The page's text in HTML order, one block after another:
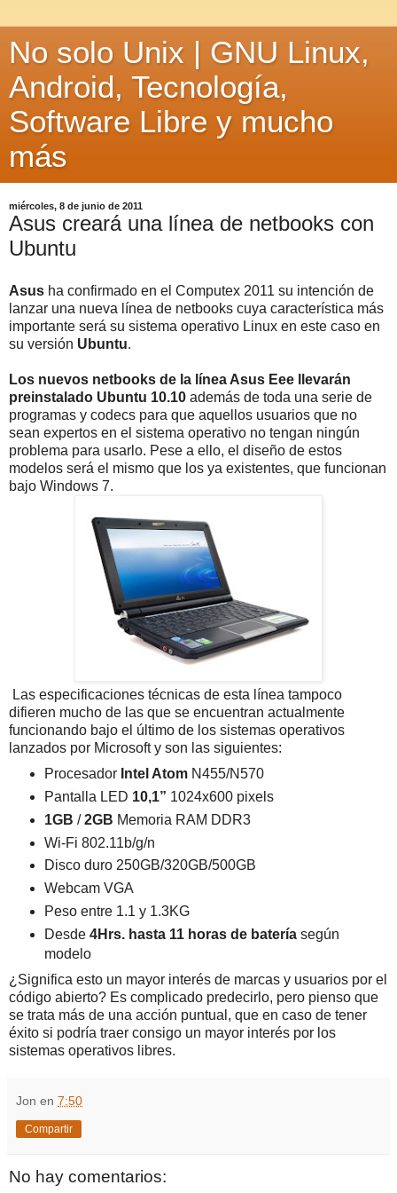
No solo Unix | GNU Linux,
Android, Tecnología,
Software Libre y mucho
más
miércoles, 8 de junio de 2011
Asus creará una línea de netbooks con
Ubuntu
Asus ha confirmado en el Computex 2011 su intención de
lanzar una nueva línea de netbooks cuya característica más
importante será su sistema operativo Linux en este caso en
su versión Ubuntu.
Los nuevos netbooks de la línea Asus Eee llevarán
preinstalado Ubuntu 10.10 además de toda una serie de
programas y codecs para que aquellos usuarios que no
sean expertos en el sistema operativo no tengan ningún
problema para usarlo. Pese a ello, el diseño de estos
modelos será el mismo que los ya existentes, que funcionan
bajo Windows 7.
Las especificaciones técnicas de esta línea tampoco
difieren mucho de las que se encuentran actualmente
funcionando bajo el último de los sistemas operativos
lanzados por Microsoft y son las siguientes:
Procesador Intel AtomN455/N570
Pantalla LED 10,1” 1024x600 pixels
1GB /2GB Memoria RAM DDR3
Wi-Fi 802.11b/g/n
Disco duro 250GB/320GB/500GB
Webcam VGA
Peso entre 1.1 y 1.3KG
Desde 4Hrs. hasta 11 horas de bateríasegún
modelo
¿Significa esto un mayor interés de marcas y usuarios por el
código abierto? Es complicado predecirlo, pero pienso que
se trata más de una acción puntual, que en caso de tener
éxito si podría traer consigo un mayor interés por los
sistemas operativos libres.
Jon en 7:50
Compartir
No hay comentarios: